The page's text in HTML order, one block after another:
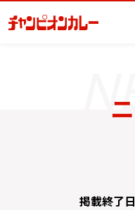
掲載終了